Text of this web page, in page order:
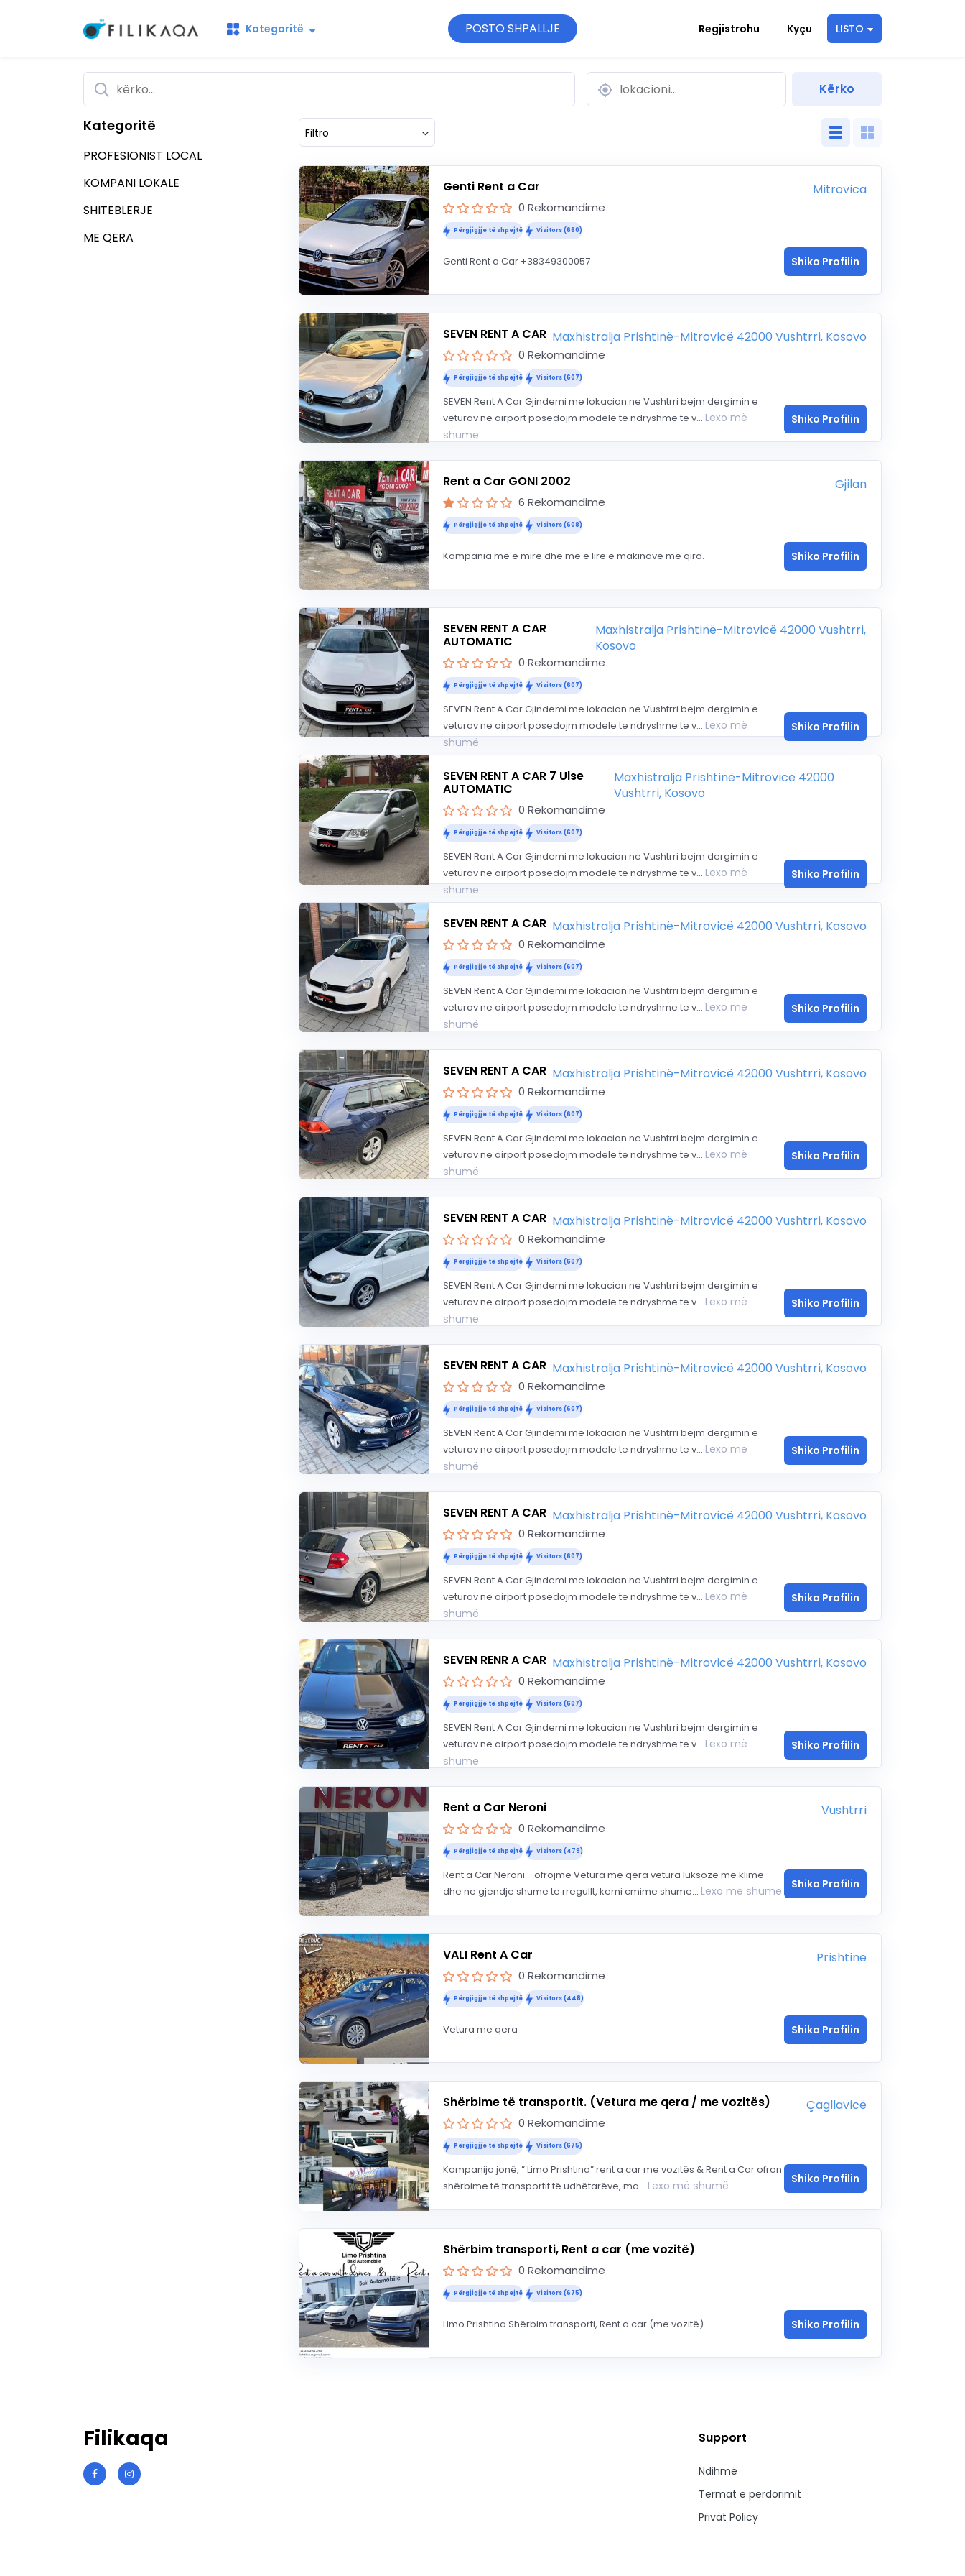
Kategoritë POSTO SHPALLJE Regjistrohu Kyçu LISTO
Kategoritë
PROFESIONIST LOCAL
KOMPANI LOKALE
SHITEBLERJE
ME QERA
Filtro
Genti Rent a Car Mitrovica
0 Rekomandime
Përgjigjje të shpejtë Visitors (660)
Genti Rent a Car +38349300057 Shiko Profilin
SEVEN RENT A CAR Maxhistralja Prishtinë-Mitrovicë 42000 Vushtrri, Kosovo
0 Rekomandime
Përgjigjje të shpejtë Visitors (607)
SEVEN Rent A Car Gjindemi me lokacion ne Vushtrri bejm dergimin e
veturav ne airport posedojm modele te ndryshme te v... Lexo më
shumë
Shiko Profilin
Rent a Car GONI 2002 Gjilan
6 Rekomandime
Përgjigjje të shpejtë Visitors (608)
Kompania më e mirë dhe më e lirë e makinave me qira. Shiko Profilin
SEVEN RENT A CAR
AUTOMATIC
Maxhistralja Prishtinë-Mitrovicë 42000 Vushtrri,
Kosovo
0 Rekomandime
Përgjigjje të shpejtë Visitors (607)
SEVEN Rent A Car Gjindemi me lokacion ne Vushtrri bejm dergimin e
veturav ne airport posedojm modele te ndryshme te v... Lexo më
shumë
Shiko Profilin
SEVEN RENT A CAR 7 Ulse
AUTOMATIC
Maxhistralja Prishtinë-Mitrovicë 42000
Vushtrri, Kosovo
0 Rekomandime
Përgjigjje të shpejtë Visitors (607)
SEVEN Rent A Car Gjindemi me lokacion ne Vushtrri bejm dergimin e
veturav ne airport posedojm modele te ndryshme te v... Lexo më
shumë
Shiko Profilin
SEVEN RENT A CAR Maxhistralja Prishtinë-Mitrovicë 42000 Vushtrri, Kosovo
0 Rekomandime
Përgjigjje të shpejtë Visitors (607)
SEVEN Rent A Car Gjindemi me lokacion ne Vushtrri bejm dergimin e
veturav ne airport posedojm modele te ndryshme te v... Lexo më
shumë
Shiko Profilin
SEVEN RENT A CAR Maxhistralja Prishtinë-Mitrovicë 42000 Vushtrri, Kosovo
0 Rekomandime
Përgjigjje të shpejtë Visitors (607)
SEVEN Rent A Car Gjindemi me lokacion ne Vushtrri bejm dergimin e
veturav ne airport posedojm modele te ndryshme te v... Lexo më
shumë
Shiko Profilin
SEVEN RENT A CAR Maxhistralja Prishtinë-Mitrovicë 42000 Vushtrri, Kosovo
0 Rekomandime
Përgjigjje të shpejtë Visitors (607)
SEVEN Rent A Car Gjindemi me lokacion ne Vushtrri bejm dergimin e
veturav ne airport posedojm modele te ndryshme te v... Lexo më
shumë
Shiko Profilin
SEVEN RENT A CAR Maxhistralja Prishtinë-Mitrovicë 42000 Vushtrri, Kosovo
0 Rekomandime
Përgjigjje të shpejtë Visitors (607)
SEVEN Rent A Car Gjindemi me lokacion ne Vushtrri bejm dergimin e
veturav ne airport posedojm modele te ndryshme te v... Lexo më
shumë
Shiko Profilin
SEVEN RENT A CAR Maxhistralja Prishtinë-Mitrovicë 42000 Vushtrri, Kosovo
0 Rekomandime
Përgjigjje të shpejtë Visitors (607)
SEVEN Rent A Car Gjindemi me lokacion ne Vushtrri bejm dergimin e
veturav ne airport posedojm modele te ndryshme te v... Lexo më
shumë
Shiko Profilin
SEVEN RENR A CAR Maxhistralja Prishtinë-Mitrovicë 42000 Vushtrri, Kosovo
0 Rekomandime
Përgjigjje të shpejtë Visitors (607)
SEVEN Rent A Car Gjindemi me lokacion ne Vushtrri bejm dergimin e
veturav ne airport posedojm modele te ndryshme te v... Lexo më
shumë
Shiko Profilin
Rent a Car Neroni Vushtrri
0 Rekomandime
Përgjigjje të shpejtë Visitors (479)
Rent a Car Neroni - ofrojme Vetura me qera vetura luksoze me klime
dhe ne gjendje shume te rregullt, kemi cmime shume... Lexo më shumë Shiko Profilin
VALI Rent A Car Prishtine
0 Rekomandime
Përgjigjje të shpejtë Visitors (448)
Vetura me qera Shiko Profilin
Shërbime të transportit. (Vetura me qera / me vozitës) Çagllavicë
0 Rekomandime
Përgjigjje të shpejtë Visitors (675)
Kompanija jonë, ” Limo Prishtina” rent a car me vozitës & Rent a Car ofron
shërbime të transportit të udhëtarëve, ma... Lexo më shumë Shiko Profilin
Shërbim transporti, Rent a car (me vozitë)
0 Rekomandime
Përgjigjje të shpejtë Visitors (675)
Limo Prishtina Shërbim transporti, Rent a car (me vozitë) Shiko Profilin
Filikaqa Support
Ndihmë
Termat e përdorimit
Privat Policy